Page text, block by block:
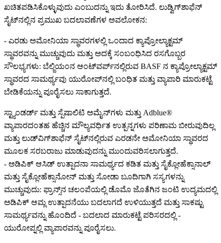
ಖಚಿತಪಡಿಸಿಕೊಳ್ಳುವುದು ಎಂಬುದನ್ನು ಇದು ತೋರಿಸಿದೆ. ಲುಡ್ವಿಗ್‌ಶಾಫೆನ್
ಸೈಟ್‌ನಲ್ಲಿನ ಪ್ರಮುಖ ಬದಲಾವಣೆಗಳ ಅವಲೋಕನ:
- ಎರಡು ಅಮೋನಿಯಾ ಸ್ಥಾವರಗಳಲ್ಲಿ ಒಂದಾದ ಕ್ಯಾಪ್ರೋಲ್ಯಾಕ್ಟಮ್
ಸ್ಥಾವರವನ್ನು ಮುಚ್ಚುವುದು ಮತ್ತು ಅದಕ್ಕೆ ಸಂಬಂಧಿಸಿದ ರಸಗೊಬ್ಬರ
ಸೌಲಭ್ಯಗಳು: ಬೆಲ್ಜಿಯಂನ ಆಂಟ್‌ವರ್ಪ್‌ನಲ್ಲಿರುವ BASF ನ ಕ್ಯಾಪ್ರೋಲ್ಯಾಕ್ಟಮ್
ಸ್ಥಾವರದ ಸಾಮರ್ಥ್ಯವು ಯುರೋಪ್‌ನಲ್ಲಿ ಬಂಧಿತ ಮತ್ತು ವ್ಯಾಪಾರಿ ಮಾರುಕಟ್ಟೆ
ಬೇಡಿಕೆಯನ್ನು ಪೂರೈಸಲು ಸಾಕಾಗುತ್ತದೆ.
ಸ್ಟ್ಯಾಂಡರ್ಡ್ ಮತ್ತು ಸ್ಪೆಷಾಲಿಟಿ ಅಮೈನ್‌ಗಳು ಮತ್ತು Adblue®
ವ್ಯಾಪಾರದಂತಹ ಹೆಚ್ಚಿನ ಮೌಲ್ಯವರ್ಧಿತ ಉತ್ಪನ್ನಗಳು ಪರಿಣಾಮ ಬೀರುವುದಿಲ್ಲ
ಮತ್ತು ಲುಡ್‌ವಿಗ್‌ಶಾಫೆನ್ ಸೈಟ್‌ನಲ್ಲಿರುವ ಎರಡನೇ ಅಮೋನಿಯಾ ಸ್ಥಾವರದ
ಮೂಲಕ ಸರಬರಾಜು ಮಾಡುವುದನ್ನು ಮುಂದುವರಿಸಲಾಗುತ್ತದೆ.
- ಅಡಿಪಿಕ್ ಆಸಿಡ್ ಉತ್ಪಾದನಾ ಸಾಮರ್ಥ್ಯದ ಕಡಿತ ಮತ್ತು ಸೈಕ್ಲೋಹೆಕ್ಸಾನಾಲ್
ಮತ್ತು ಸೈಕ್ಲೋಹೆಕ್ಸಾನೋನ್ ಮತ್ತು ಸೋಡಾ ಬೂದಿಗಾಗಿ ಸಸ್ಯಗಳನ್ನು
ಮುಚ್ಚುವುದು: ಫ್ರಾನ್ಸ್‌ನ ಚಲಂಪೆಯಲ್ಲಿ ಡೊಮೊ ಜೊತೆಗಿನ ಜಂಟಿ ಉದ್ಯಮದಲ್ಲಿ
ಅಡಿಪಿಕ್ ಆಮ್ಲ ಉತ್ಪಾದನೆಯು ಬದಲಾಗದೆ ಉಳಿಯುತ್ತದೆ ಮತ್ತು ಸಾಕಷ್ಟು
ಸಾಮರ್ಥ್ಯವನ್ನು ಹೊಂದಿದೆ - ಬದಲಾದ ಮಾರುಕಟ್ಟೆ ಪರಿಸರದಲ್ಲಿ -
ಯುರೋಪ್ನಲ್ಲಿ ವ್ಯಾಪಾರವನ್ನು ಪೂರೈಸಲು.